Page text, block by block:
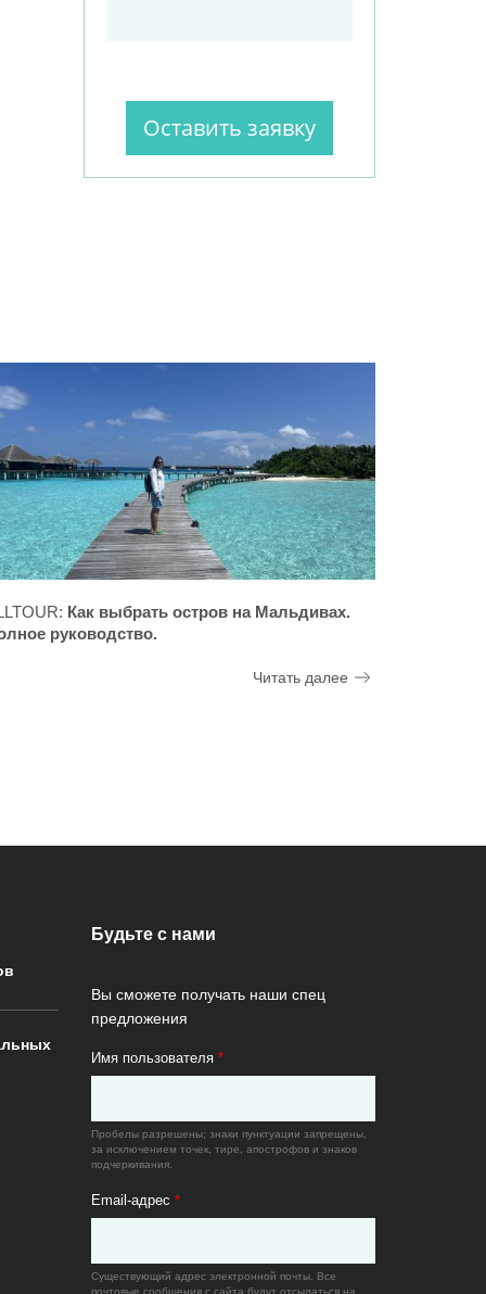
Как выбрать остров на Мальдивах.
руководство.
Читать далее
Будьте с нами
Вы сможете получать наши спец
предложения
Имя пользователя *
Пробелы разрешены; знаки пунктуации запрещены,
за исключением точек, тире, апострофов и знаков
подчеркивания.
Email-адрес *
Существующий адрес электронной почты. Все